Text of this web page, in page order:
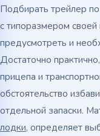
Подбирать трейлер
с типоразмером своей
предусмотреть и
Достаточно
прицепа и
обстоятельство
отдельной запаски.
лодки, определяет